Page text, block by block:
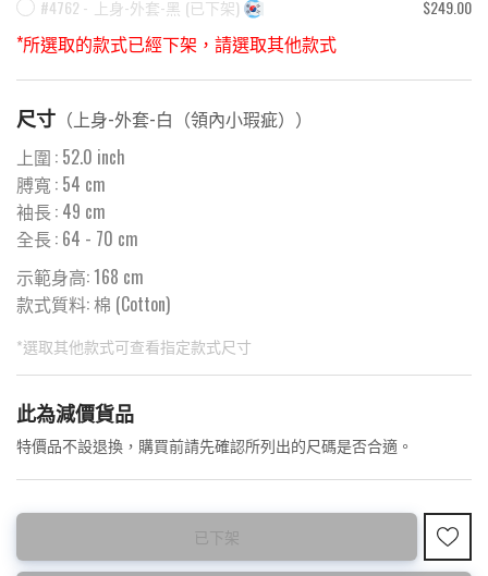
#4762 - 上身-外套-黑 (已下架) $249.00
*所選取的款式已經下架，請選取其他款式
尺寸 （上身-外套-白（領內小瑕疵） ）
上圍 : 52.0 inch
膊寬 : 54 cm
袖長 : 49 cm
全長 : 64 - 70 cm
示範身高: 168 cm
款式質料:棉 (Cotton)
*選取其他款式可查看指定款式尺寸
此為預購品
<預購款>因為韓國東大門8月暑假關係， 預購款會於8月18日
後才陸續返貨⚠️
此為減價貨品
特價品不設退換，購買前請先確認所列出的尺碼是否合適。
已下架